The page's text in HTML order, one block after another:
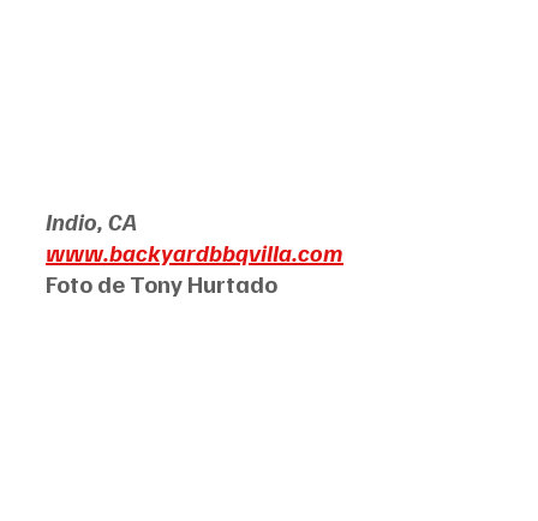
Indio, CA
www.backyardbbqvilla.com
Foto de Tony Hurtado